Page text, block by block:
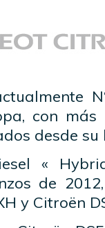
con
desde su
«
de
y Citroën